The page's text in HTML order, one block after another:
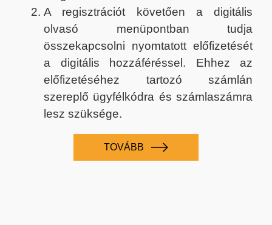
A regisztrációt követően a digitális
olvasó menüpontban tudja
összekapcsolni nyomtatott előfizetését
a digitális hozzáféréssel. Ehhez az
előfizetéséhez tartozó számlán
szereplő ügyfélkódra és számlaszámra
lesz szüksége.
TOVÁBB